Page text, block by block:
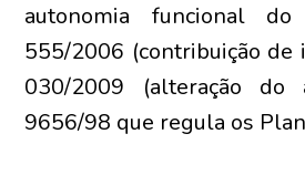
autonomia funcional
555/2006 (contribuição de
030/2009 (alteração
9656/98 que regula os